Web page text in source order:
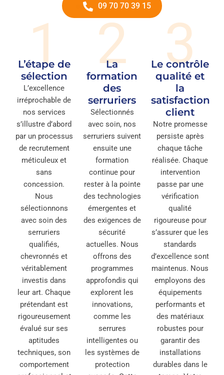
09 70 70 39 15
1
L’étape de
sélection
L’excellence
irréprochable de
nos services
s’illustre d’abord
par un processus
de recrutement
méticuleux et
sans
concession.
Nous
sélectionnons
avec soin des
serruriers
qualifiés,
chevronnés et
véritablement
investis dans
leur art. Chaque
prétendant est
rigoureusement
évalué sur ses
aptitudes
techniques, son
comportement
2
La
formation
des
serruriers
Sélectionnés
avec soin, nos
serruriers suivent
ensuite une
formation
continue pour
rester à la pointe
des technologies
émergentes et
des exigences de
sécurité
actuelles. Nous
offrons des
programmes
approfondis qui
explorent les
innovations,
comme les
serrures
intelligentes ou
les systèmes de
protection
3
Le contrôle
qualité et
la
satisfaction
client
Notre promesse
persiste après
chaque tâche
réalisée. Chaque
intervention
passe par une
vérification
qualité
rigoureuse pour
s’assurer que les
standards
d’excellence sont
maintenus. Nous
employons des
équipements
performants et
des matériaux
robustes pour
garantir des
installations
durables dans le